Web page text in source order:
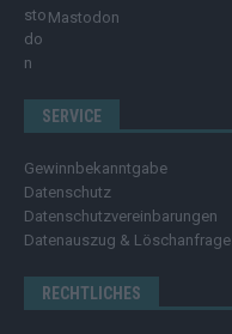
Mastodon
SERVICE
Gewinnbekanntgabe
Datenschutz
Datenschutzvereinbarungen
Datenauszug & Löschanfrage
RECHTLICHES